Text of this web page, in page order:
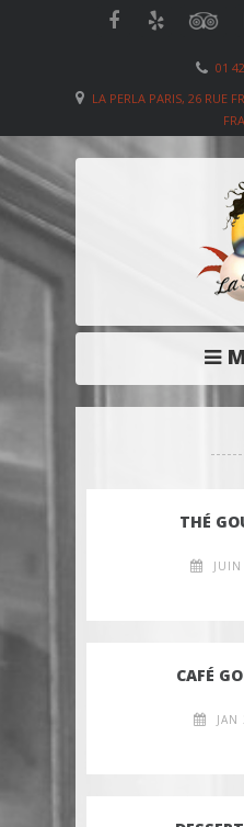
01
LA PERLA PARIS, 26 RUE
THÉ
CAFÉ